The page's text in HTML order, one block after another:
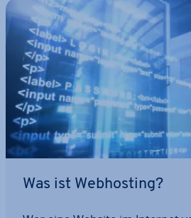
Was ist Web­hos­ting?